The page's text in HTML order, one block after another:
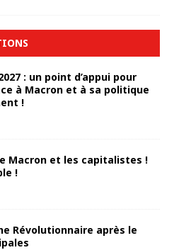
: un point d’appui pour
à Macron et à sa politique
!
Macron et les capitalistes !
!
Révolutionnaire après le